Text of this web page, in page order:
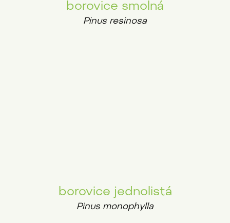
borovice smolná
Pinus resinosa
borovice jednolistá
Pinus monophylla